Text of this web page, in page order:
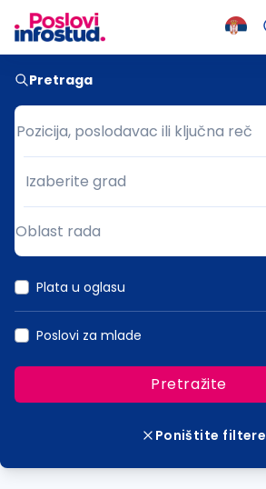
Pretraga
Pozicija, poslodavac ili ključna reč
Pozicija, poslodavac ili ključna reč
Grad
Izaberite grad
Oblast rada
Plata u oglasu
Poslovi za mlade
Pretražite
Poništite filtere